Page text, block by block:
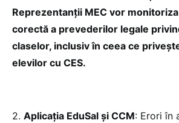
Reprezentanții MEC vor
corectă a prevederilor legale
claselor, inclusiv în ceea ce
elevilor cu CES.
2.⁠ ⁠ Aplicația EduSal și CCM: Erori în